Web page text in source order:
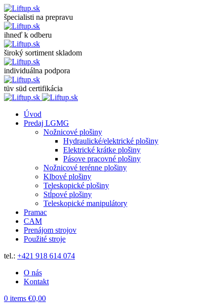
špecialisti na prepravu
ihneď k odberu
široký sortiment skladom
individuálna podpora
tüv süd certifikácia
Úvod
Predaj LGMG
Nožnicové plošiny
Hydraulické/elektrické plošiny
Elektrické krátke plošiny
Pásove pracovné plošiny
Nožnicové terénne plošiny
Klbové plošiny
Teleskopické plošiny
Stĺpové plošiny
Teleskopické manipulátory
Pramac
CAM
Prenájom strojov
Použité stroje
tel.: +421 918 614 074
O nás
Kontakt
0 items €0,00